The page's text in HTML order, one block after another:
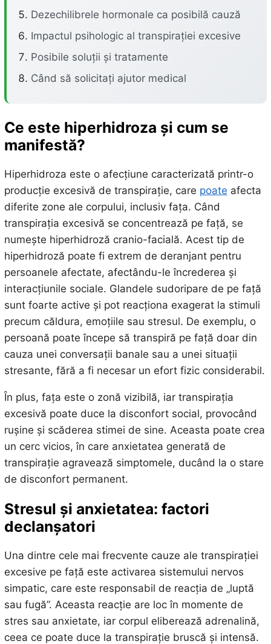
Dezechilibrele hormonale ca posibilă cauză
Impactul psihologic al transpirației excesive
Posibile soluții și tratamente
Când să solicitați ajutor medical
Ce este hiperhidroza și cum se
manifestă?
Hiperhidroza este o afecțiune caracterizată printr-o
producție excesivă de transpirație, care poate afecta
diferite zone ale corpului, inclusiv fața. Când
transpirația excesivă se concentrează pe față, se
numește hiperhidroză cranio-facială. Acest tip de
hiperhidroză poate fi extrem de deranjant pentru
persoanele afectate, afectându-le încrederea și
interacțiunile sociale. Glandele sudoripare de pe față
sunt foarte active și pot reacționa exagerat la stimuli
precum căldura, emoțiile sau stresul. De exemplu, o
persoană poate începe să transpiră pe față doar din
cauza unei conversații banale sau a unei situații
stresante, fără a fi necesar un efort fizic considerabil.
În plus, fața este o zonă vizibilă, iar transpirația
excesivă poate duce la disconfort social, provocând
rușine și scăderea stimei de sine. Aceasta poate crea
un cerc vicios, în care anxietatea generată de
transpirație agravează simptomele, ducând la o stare
de disconfort permanent.
Stresul și anxietatea: factori
declanșatori
Una dintre cele mai frecvente cauze ale transpirației
excesive pe față este activarea sistemului nervos
simpatic, care este responsabil de reacția de „luptă
sau fugă”. Aceasta reacție are loc în momente de
stres sau anxietate, iar corpul eliberează adrenalină,
ceea ce poate duce la transpirație bruscă și intensă.